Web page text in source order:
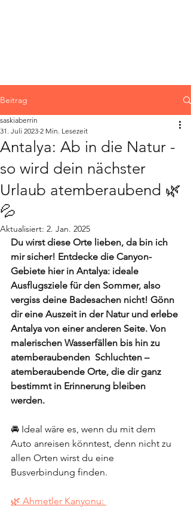
Beitrag
Antalya: Ab in die Natur -
so wird dein nächster
Urlaub atemberaubend 🌿
💦
saskiaberrin
31. Juli 2023 2 Min. Lesezeit
Aktualisiert: 2. Jan. 2025
Du wirst diese Orte lieben, da bin ich
mir sicher! Entdecke die Canyon-
Gebiete hier in Antalya: ideale
Ausflugsziele für den Sommer, also
vergiss deine Badesachen nicht! Gönn
dir eine Auszeit in der Natur und erlebe
Antalya von einer anderen Seite. Von
malerischen Wasserfällen bis hin zu
atemberaubenden  Schluchten –
atemberaubende Orte, die dir ganz
bestimmt in Erinnerung bleiben
werden.
🚘 Ideal wäre es, wenn du mit dem
Auto anreisen könntest, denn nicht zu
allen Orten wirst du eine
Busverbindung finden.
🌿 Ahmetler Kanyonu: